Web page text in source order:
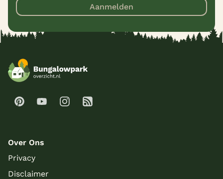
Aanmelden
Over Ons
Privacy
Disclaimer